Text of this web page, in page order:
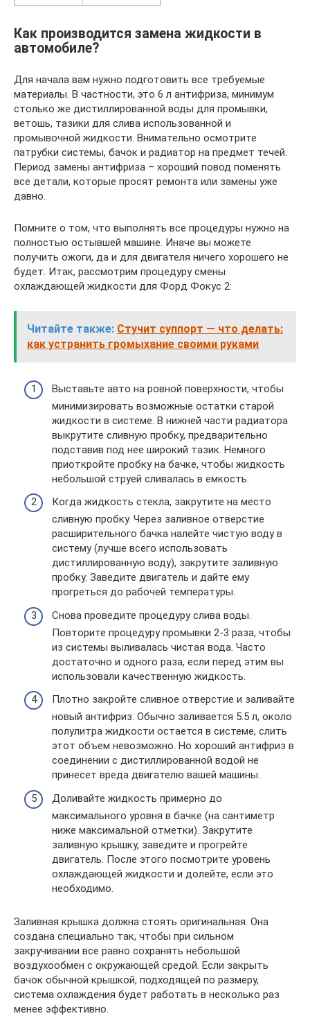
Как производится замена жидкости в
автомобиле?
Для начала вам нужно подготовить все требуемые
материалы. В частности, это 6 л антифриза, минимум
столько же дистиллированной воды для промывки,
ветошь, тазики для слива использованной и
промывочной жидкости. Внимательно осмотрите
патрубки системы, бачок и радиатор на предмет течей.
Период замены антифриза – хороший повод поменять
все детали, которые просят ремонта или замены уже
давно.
Помните о том, что выполнять все процедуры нужно на
полностью остывшей машине. Иначе вы можете
получить ожоги, да и для двигателя ничего хорошего не
будет. Итак, рассмотрим процедуру смены
охлаждающей жидкости для Форд Фокус 2:
Читайте также: Стучит суппорт — что делать:
как устранить громыхание своими руками
Выставьте авто на ровной поверхности, чтобы
минимизировать возможные остатки старой
жидкости в системе. В нижней части радиатора
выкрутите сливную пробку, предварительно
подставив под нее широкий тазик. Немного
приоткройте пробку на бачке, чтобы жидкость
небольшой струей сливалась в емкость.
Когда жидкость стекла, закрутите на место
сливную пробку. Через заливное отверстие
расширительного бачка налейте чистую воду в
систему (лучше всего использовать
дистиллированную воду), закрутите заливную
пробку. Заведите двигатель и дайте ему
прогреться до рабочей температуры.
Снова проведите процедуру слива воды.
Повторите процедуру промывки 2-3 раза, чтобы
из системы выливалась чистая вода. Часто
достаточно и одного раза, если перед этим вы
использовали качественную жидкость.
Плотно закройте сливное отверстие и заливайте
новый антифриз. Обычно заливается 5.5 л, около
полулитра жидкости остается в системе, слить
этот объем невозможно. Но хороший антифриз в
соединении с дистиллированной водой не
принесет вреда двигателю вашей машины.
Доливайте жидкость примерно до
максимального уровня в бачке (на сантиметр
ниже максимальной отметки). Закрутите
заливную крышку, заведите и прогрейте
двигатель. После этого посмотрите уровень
охлаждающей жидкости и долейте, если это
необходимо.
Заливная крышка должна стоять оригинальная. Она
создана специально так, чтобы при сильном
закручивании все равно сохранять небольшой
воздухообмен с окружающей средой. Если закрыть
бачок обычной крышкой, подходящей по размеру,
система охлаждения будет работать в несколько раз
менее эффективно.